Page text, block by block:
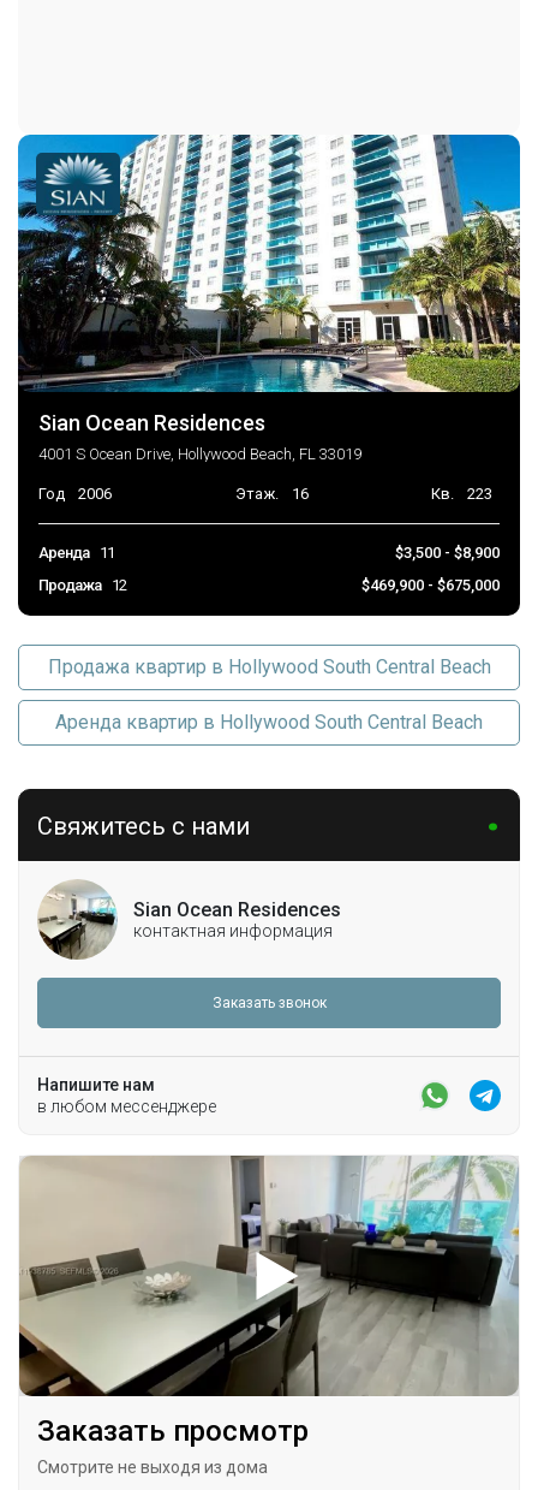
Sian Ocean Residences
4001 S Ocean Drive, Hollywood Beach, FL 33019
Год 2006 Этаж. 16 Кв. 223
Аренда 11
$3,500 - $8,900
Продажа
12 $469,900 - $675,000
Продажа квартир в Hollywood South Central Beach
Аренда квартир в Hollywood South Central Beach
Свяжитесь с нами
Sian Ocean Residences
контактная информация
Заказать звонок
Напишите нам
в любом мессенджере
Заказать просмотр
Смотрите не выходя из дома